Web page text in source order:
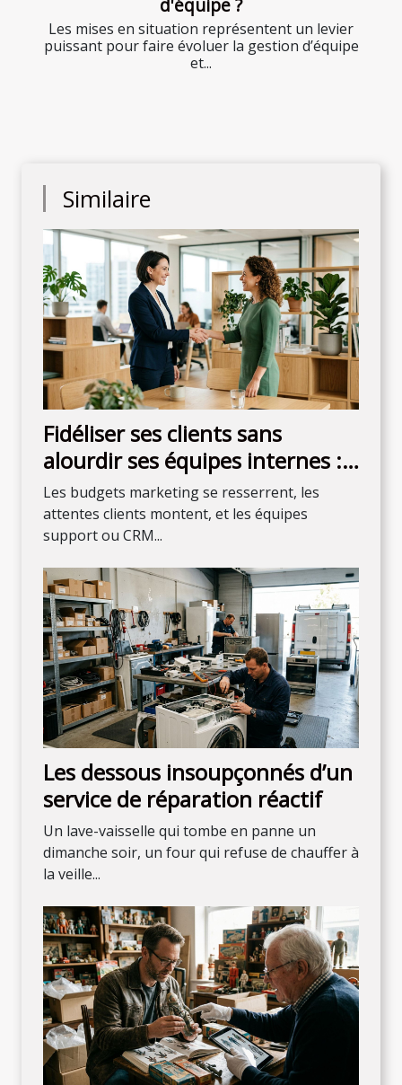
d'équipe ?
Les mises en situation représentent un levier
puissant pour faire évoluer la gestion d’équipe
et...
Similaire
Fidéliser ses clients sans
alourdir ses équipes internes :
mission possible ?
Les budgets marketing se resserrent, les
attentes clients montent, et les équipes
support ou CRM...
Les dessous insoupçonnés d’un
service de réparation réactif
Un lave-vaisselle qui tombe en panne un
dimanche soir, un four qui refuse de chauffer à
la veille...